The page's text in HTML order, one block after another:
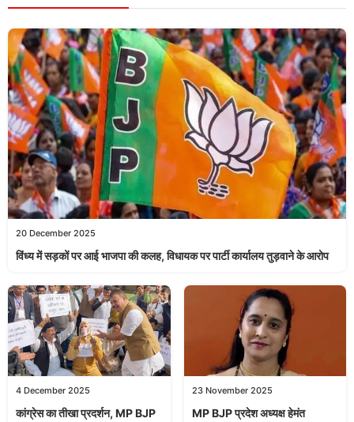
20 December 2025
विंध्य में सड़कों पर आई भाजपा की कलह, विधायक पर पार्टी कार्यालय तुड़वाने के आरोप
4 December 2025
कांग्रेस का तीखा प्रदर्शन, MP BJP
23 November 2025
MP BJP प्रदेश अध्यक्ष हेमंत